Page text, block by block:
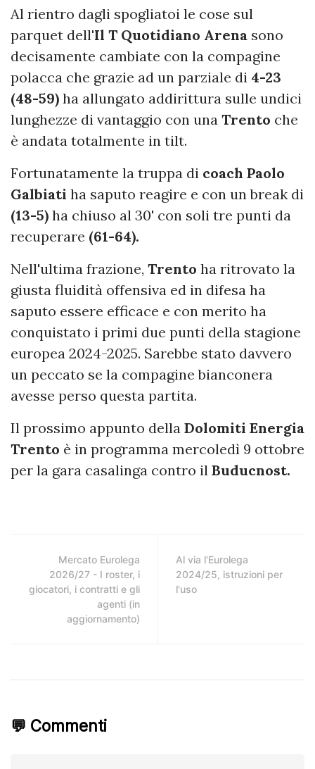
Al rientro dagli spogliatoi le cose sul
parquet dell'Il T Quotidiano Arena sono
decisamente cambiate con la compagine
polacca che grazie ad un parziale di 4-23
(48-59) ha allungato addirittura sulle undici
lunghezze di vantaggio con una Trento che
è andata totalmente in tilt.
Fortunatamente la truppa di coach Paolo
Galbiati ha saputo reagire e con un break di
(13-5) ha chiuso al 30' con soli tre punti da
recuperare (61-64).
Nell'ultima frazione, Trento ha ritrovato la
giusta fluidità offensiva ed in difesa ha
saputo essere efficace e con merito ha
conquistato i primi due punti della stagione
europea 2024-2025. Sarebbe stato davvero
un peccato se la compagine bianconera
avesse perso questa partita.
Il prossimo appunto della Dolomiti Energia
Trento è in programma mercoledì 9 ottobre
per la gara casalinga contro il Buducnost.
Mercato Eurolega
2026/27 - I roster, i
giocatori, i contratti e gli
agenti (in
aggiornamento)
Al via l'Eurolega
2024/25, istruzioni per
l'uso
💬 Commenti